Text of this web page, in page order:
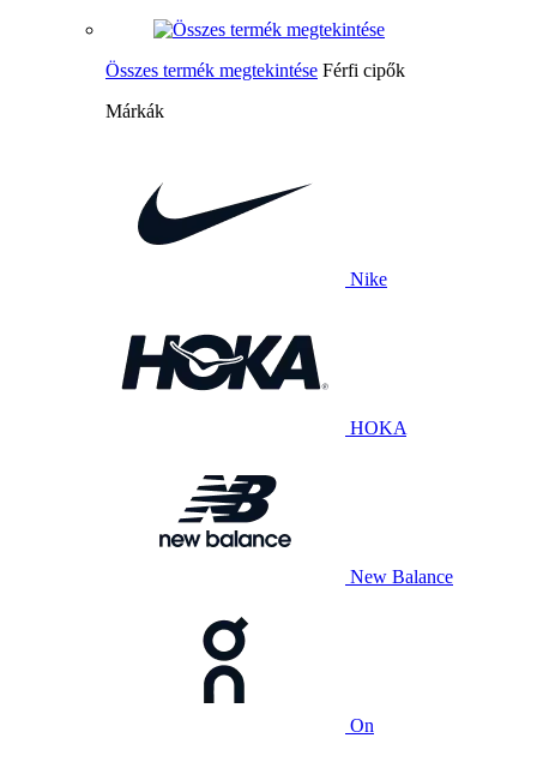
Összes termék megtekintése Férfi cipők
Márkák
Nike
HOKA
New Balance
On